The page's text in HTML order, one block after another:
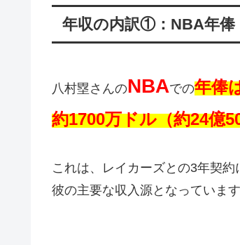
年収の内訳①：NBA年俸
八村塁さんのNBAでの年俸
約1700万ドル（約24億
これは、レイカーズとの3年契約
彼の主要な収入源となっています